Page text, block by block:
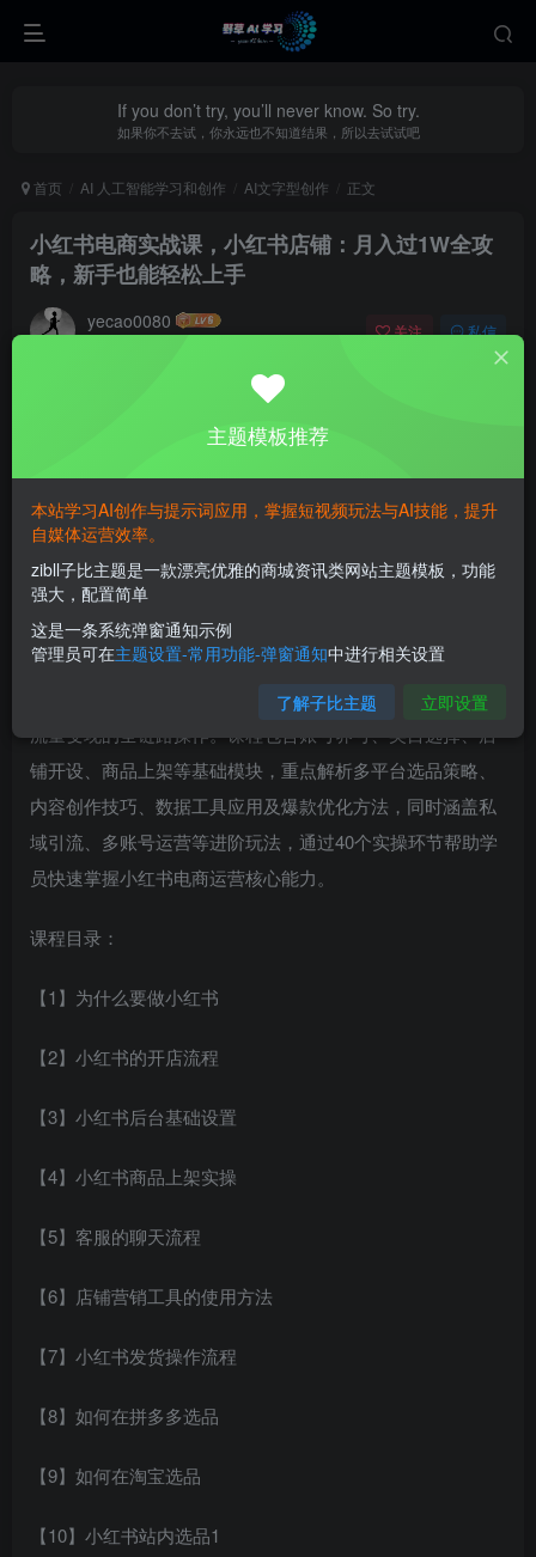
If you don’t try, you’ll never know. So try.
如果你不去试，你永远也不知道结果，所以去试试吧
首页 AI 人工智能学习和创作 AI文字型创作 正文
小红书电商实战课，小红书店铺：月入过1W全攻
略，新手也能轻松上手
yecao0080 关注 私信
本课程是小红书电商实战指南，系统覆盖从店铺基础搭建到
流量变现的全链路操作。课程包含账号养号、类目选择、店
铺开设、商品上架等基础模块，重点解析多平台选品策略、
内容创作技巧、数据工具应用及爆款优化方法，同时涵盖私
域引流、多账号运营等进阶玩法，通过40个实操环节帮助学
员快速掌握小红书电商运营核心能力。
课程目录：
【1】为什么要做小红书
【2】小红书的开店流程
【3】小红书后台基础设置
【4】小红书商品上架实操
【5】客服的聊天流程
【6】店铺营销工具的使用方法
【7】小红书发货操作流程
【8】如何在拼多多选品
【9】如何在淘宝选品
【10】小红书站内选品1
主题模板推荐
本站学习AI创作与提示词应用，掌握短视频玩法与AI技能，提升
自媒体运营效率。
zibll子比主题是一款漂亮优雅的商城资讯类网站主题模板，功能
强大，配置简单
这是一条系统弹窗通知示例
管理员可在主题设置-常用功能-弹窗通知中进行相关设置
了解子比主题 立即设置